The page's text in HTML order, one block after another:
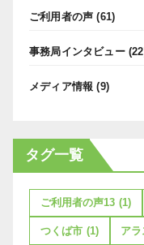
ご利用者の声 (61)
事務局インタビュー
メディア情報 (9)
タグ一覧
ご利用者の声13 (1)
つくば市 (1) アラ